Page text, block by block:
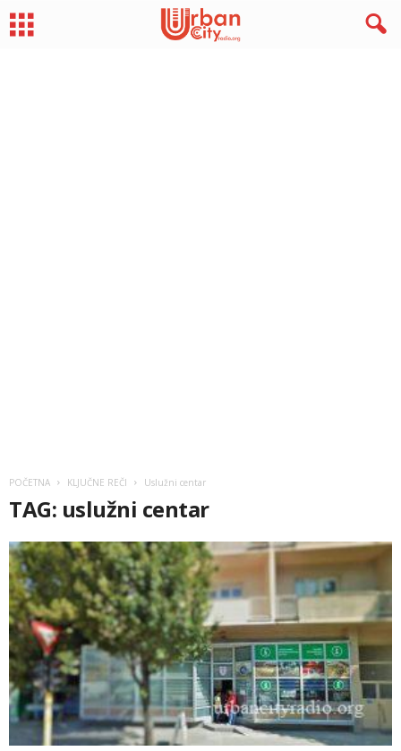
POČETNA KLJUČNE REČI Uslužni centar
TAG: uslužni centar